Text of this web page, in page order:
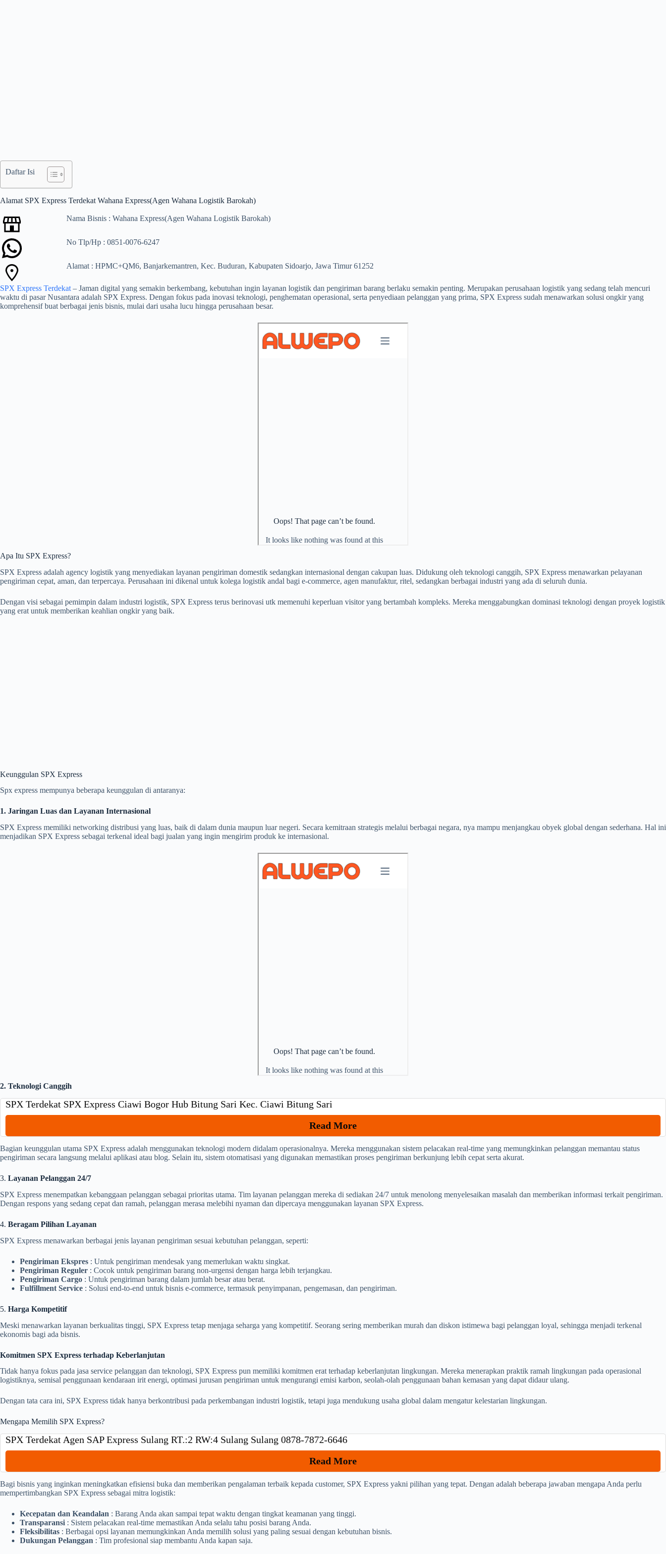
Daftar Isi
Alamat SPX Express Terdekat Wahana Express(Agen Wahana Logistik Barokah)
Nama Bisnis : Wahana Express(Agen Wahana Logistik Barokah)
No Tlp/Hp : 0851-0076-6247
Alamat : HPMC+QM6, Banjarkemantren, Kec. Buduran, Kabupaten Sidoarjo, Jawa Timur 61252
SPX Express Terdekat – Jaman digital yang semakin berkembang, kebutuhan ingin layanan logistik dan pengiriman barang berlaku semakin penting. Merupakan perusahaan logistik yang sedang telah mencuri
waktu di pasar Nusantara adalah SPX Express. Dengan fokus pada inovasi teknologi, penghematan operasional, serta penyediaan pelanggan yang prima, SPX Express sudah menawarkan solusi ongkir yang
komprehensif buat berbagai jenis bisnis, mulai dari usaha lucu hingga perusahaan besar.
Apa Itu SPX Express?
SPX Express adalah agency logistik yang menyediakan layanan pengiriman domestik sedangkan internasional dengan cakupan luas. Didukung oleh teknologi canggih, SPX Express menawarkan pelayanan
pengiriman cepat, aman, dan terpercaya. Perusahaan ini dikenal untuk kolega logistik andal bagi e-commerce, agen manufaktur, ritel, sedangkan berbagai industri yang ada di seluruh dunia.
Dengan visi sebagai pemimpin dalam industri logistik, SPX Express terus berinovasi utk memenuhi keperluan visitor yang bertambah kompleks. Mereka menggabungkan dominasi teknologi dengan proyek logistik
yang erat untuk memberikan keahlian ongkir yang baik.
Keunggulan SPX Express
Spx express mempunya beberapa keunggulan di antaranya:
1. Jaringan Luas dan Layanan Internasional
SPX Express memiliki networking distribusi yang luas, baik di dalam dunia maupun luar negeri. Secara kemitraan strategis melalui berbagai negara, nya mampu menjangkau obyek global dengan sederhana. Hal ini
menjadikan SPX Express sebagai terkenal ideal bagi jualan yang ingin mengirim produk ke internasional.
2. Teknologi Canggih
SPX Terdekat SPX Express Ciawi Bogor Hub Bitung Sari Kec. Ciawi Bitung Sari
Read More
Bagian keunggulan utama SPX Express adalah menggunakan teknologi modern didalam operasionalnya. Mereka menggunakan sistem pelacakan real-time yang memungkinkan pelanggan memantau status
pengiriman secara langsung melalui aplikasi atau blog. Selain itu, sistem otomatisasi yang digunakan memastikan proses pengiriman berkunjung lebih cepat serta akurat.
3. Layanan Pelanggan 24/7
SPX Express menempatkan kebanggaan pelanggan sebagai prioritas utama. Tim layanan pelanggan mereka di sediakan 24/7 untuk menolong menyelesaikan masalah dan memberikan informasi terkait pengiriman.
Dengan respons yang sedang cepat dan ramah, pelanggan merasa melebihi nyaman dan dipercaya menggunakan layanan SPX Express.
4. Beragam Pilihan Layanan
SPX Express menawarkan berbagai jenis layanan pengiriman sesuai kebutuhan pelanggan, seperti:
Pengiriman Ekspres : Untuk pengiriman mendesak yang memerlukan waktu singkat.
Pengiriman Reguler : Cocok untuk pengiriman barang non-urgensi dengan harga lebih terjangkau.
Pengiriman Cargo : Untuk pengiriman barang dalam jumlah besar atau berat.
Fulfillment Service : Solusi end-to-end untuk bisnis e-commerce, termasuk penyimpanan, pengemasan, dan pengiriman.
5. Harga Kompetitif
Meski menawarkan layanan berkualitas tinggi, SPX Express tetap menjaga seharga yang kompetitif. Seorang sering memberikan murah dan diskon istimewa bagi pelanggan loyal, sehingga menjadi terkenal
ekonomis bagi ada bisnis.
Komitmen SPX Express terhadap Keberlanjutan
Tidak hanya fokus pada jasa service pelanggan dan teknologi, SPX Express pun memiliki komitmen erat terhadap keberlanjutan lingkungan. Mereka menerapkan praktik ramah lingkungan pada operasional
logistiknya, semisal penggunaan kendaraan irit energi, optimasi jurusan pengiriman untuk mengurangi emisi karbon, seolah-olah penggunaan bahan kemasan yang dapat didaur ulang.
Dengan tata cara ini, SPX Express tidak hanya berkontribusi pada perkembangan industri logistik, tetapi juga mendukung usaha global dalam mengatur kelestarian lingkungan.
Mengapa Memilih SPX Express?
SPX Terdekat Agen SAP Express Sulang RT.:2 RW:4 Sulang Sulang 0878-7872-6646
Read More
Bagi bisnis yang inginkan meningkatkan efisiensi buka dan memberikan pengalaman terbaik kepada customer, SPX Express yakni pilihan yang tepat. Dengan adalah beberapa jawaban mengapa Anda perlu
mempertimbangkan SPX Express sebagai mitra logistik:
Kecepatan dan Keandalan : Barang Anda akan sampai tepat waktu dengan tingkat keamanan yang tinggi.
Transparansi : Sistem pelacakan real-time memastikan Anda selalu tahu posisi barang Anda.
Fleksibilitas : Berbagai opsi layanan memungkinkan Anda memilih solusi yang paling sesuai dengan kebutuhan bisnis.
Dukungan Pelanggan : Tim profesional siap membantu Anda kapan saja.